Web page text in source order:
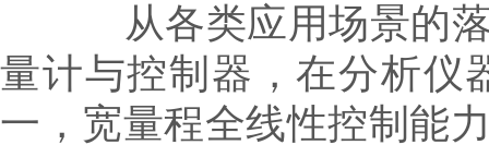
从各类应用场景的落
量计与控制器，在分析仪
一，宽量程全线性控制能